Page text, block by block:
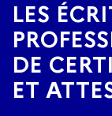
LES
DE
ET